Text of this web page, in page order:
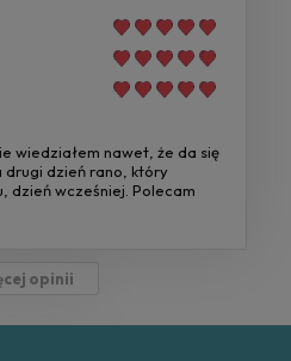
wiedziałem nawet, że da się
dzień rano, który
dzień wcześniej. Polecam
opinii